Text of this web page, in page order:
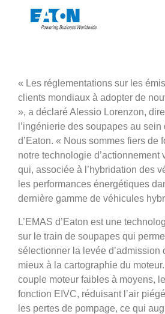
« Les réglementations sur les
clients mondiaux à adopter de
», a déclaré Alessio Lorenzon,
l’ingénierie des soupapes au
d’Eaton. « Nous sommes fiers de
notre technologie d’actionnement
qui, associée à l’hybridation des
les performances énergétiques
dernière gamme de véhicules
L’EMAS d’Eaton est une
sur le train de soupapes qui
sélectionner la levée d’admission
mieux à la cartographie du
couple moteur faibles à moyens,
fonction EIVC, réduisant l’air
les pertes de pompage, ce qui